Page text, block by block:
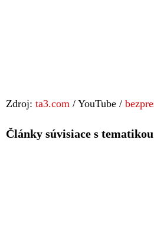
Zdroj: ta3.com / YouTube /
Články súvisiace s